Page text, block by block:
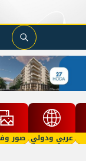
عربي ودولي صور